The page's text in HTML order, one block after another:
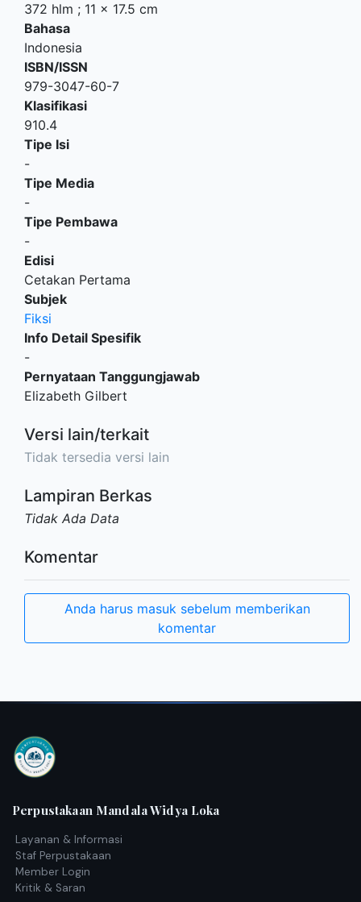
372 hlm ; 11 x 17.5 cm
Bahasa
Indonesia
ISBN/ISSN
979-3047-60-7
Klasifikasi
910.4
Tipe Isi
-
Tipe Media
-
Tipe Pembawa
-
Edisi
Cetakan Pertama
Subjek
Fiksi
Info Detail Spesifik
-
Pernyataan Tanggungjawab
Elizabeth Gilbert
Versi lain/terkait
Tidak tersedia versi lain
Lampiran Berkas
Tidak Ada Data
Komentar
Anda harus masuk sebelum memberikan
komentar
Perpustakaan Mandala Widya Loka
Layanan & Informasi
Staf Perpustakaan
Member Login
Kritik & Saran